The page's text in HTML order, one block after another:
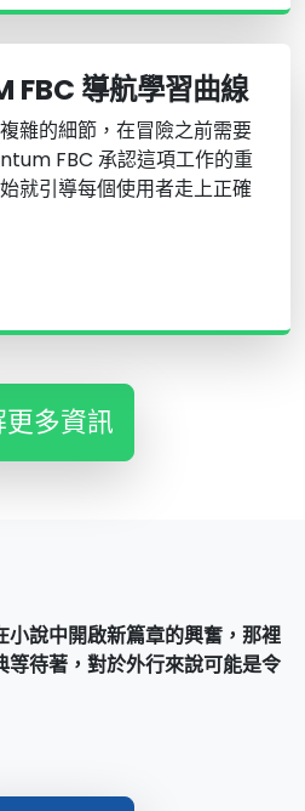
FBC 導航學習曲線
雜的細節，在冒險之前需要
FBC 承認這項工作的重
就引導每個使用者走上正確
更多資訊
說中開啟新篇章的興奮，那裡
待著，對於外行來說可能是令